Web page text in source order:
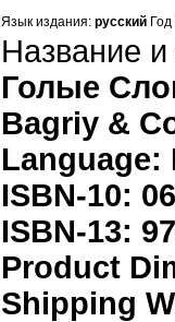
Язык издания: русский
Название
Голые
Bagriy &
Language:
ISBN-10:
ISBN-13:
Product
Shipping